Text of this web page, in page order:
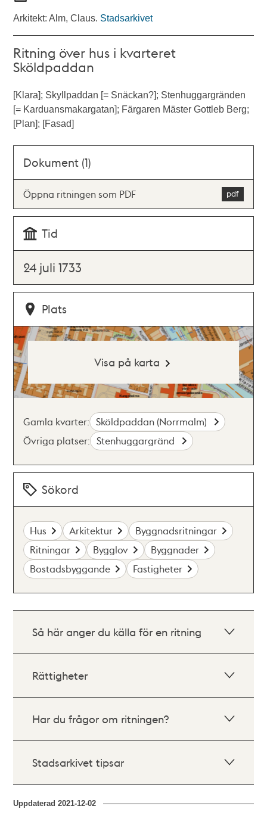
Arkitekt: Alm, Claus. Stadsarkivet
Ritning över hus i kvarteret
Sköldpaddan
[Klara]; Skyllpaddan [= Snäckan?]; Stenhuggargränden
[= Karduansmakargatan]; Färgaren Mäster Gottleb Berg;
[Plan]; [Fasad]
Dokument (1)
Öppna ritningen som PDF
Tid
24 juli 1733
Plats
Visa på karta
Gamla kvarter: Sköldpaddan (Norrmalm)
Övriga platser: Stenhuggargränd
Sökord
Hus Arkitektur
Byggnadsritningar
Ritningar
Bygglov
Byggnader
Bostadsbyggande
Fastigheter
Så här anger du källa för en ritning
Rättigheter
Har du frågor om ritningen?
Stadsarkivet tipsar
Uppdaterad2021-12-02